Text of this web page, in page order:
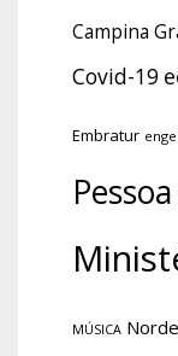
Campina
Covid-19
Embratur
Pessoa
MÚSICA